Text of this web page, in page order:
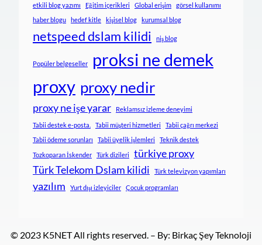
etkili blog yazımı Eğitim içerikleri Global erişim
görsel kullanımı
haber blogu
hedef kitle kişisel blog kurumsal blog
netspeed dslam kilidi niş blog
Popüler belgeseller
proksi ne demek
proxy proxy nedir
proxy ne işe yarar Reklamsız izleme deneyimi
Tabii destek e-posta. Tabii müşteri hizmetleri
Tabii çağrı merkezi
Tabii ödeme sorunları
Tabii üyelik işlemleri
Teknik destek
Tozkoparan İskender
Türk dizileri
türkiye proxy
Türk Telekom Dslam kilidi
Türk televizyon yapımları
yazılım Yurt dışı izleyiciler Çocuk programları
© 2023 K5NET All rights reserved. – By: Birkaç Şey Teknoloji